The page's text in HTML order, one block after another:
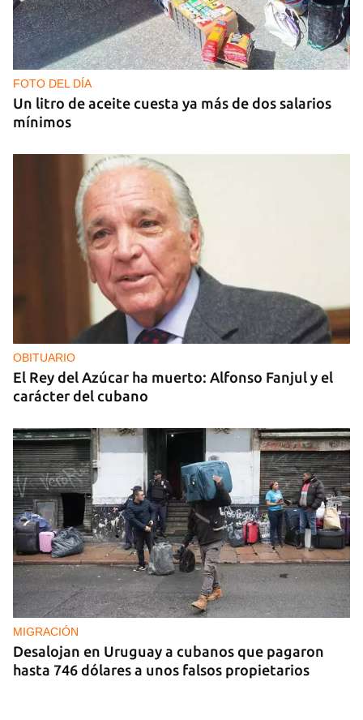
IA
China lanza una organización internacional de
gobernanza de la IA con 29 países, entre ellos
Cuba
FOTO DEL DÍA
Un litro de aceite cuesta ya más de dos salarios
mínimos
OBITUARIO
El Rey del Azúcar ha muerto: Alfonso Fanjul y el
carácter del cubano
MIGRACIÓN
Desalojan en Uruguay a cubanos que pagaron
hasta 746 dólares a unos falsos propietarios